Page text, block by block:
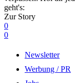
geht's:
Zur Story
0
0
Newsletter
Werbung / PR